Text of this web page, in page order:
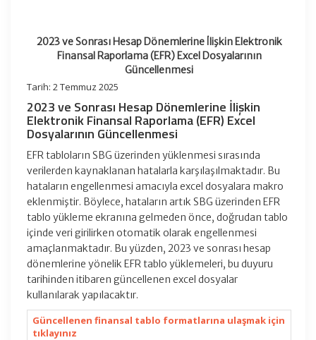
2023 ve Sonrası Hesap Dönemlerine İlişkin Elektronik
Finansal Raporlama (EFR) Excel Dosyalarının
Güncellenmesi
Tarih: 2 Temmuz 2025
2023 ve Sonrası Hesap Dönemlerine İlişkin
Elektronik Finansal Raporlama (EFR) Excel
Dosyalarının Güncellenmesi
EFR tabloların SBG üzerinden yüklenmesi sırasında
verilerden kaynaklanan hatalarla karşılaşılmaktadır. Bu
hataların engellenmesi amacıyla excel dosyalara makro
eklenmiştir. Böylece, hataların artık SBG üzerinden EFR
tablo yükleme ekranına gelmeden önce, doğrudan tablo
içinde veri girilirken otomatik olarak engellenmesi
amaçlanmaktadır. Bu yüzden, 2023 ve sonrası hesap
dönemlerine yönelik EFR tablo yüklemeleri, bu duyuru
tarihinden itibaren güncellenen excel dosyalar
kullanılarak yapılacaktır.
Güncellenen finansal tablo formatlarına ulaşmak için
tıklayınız